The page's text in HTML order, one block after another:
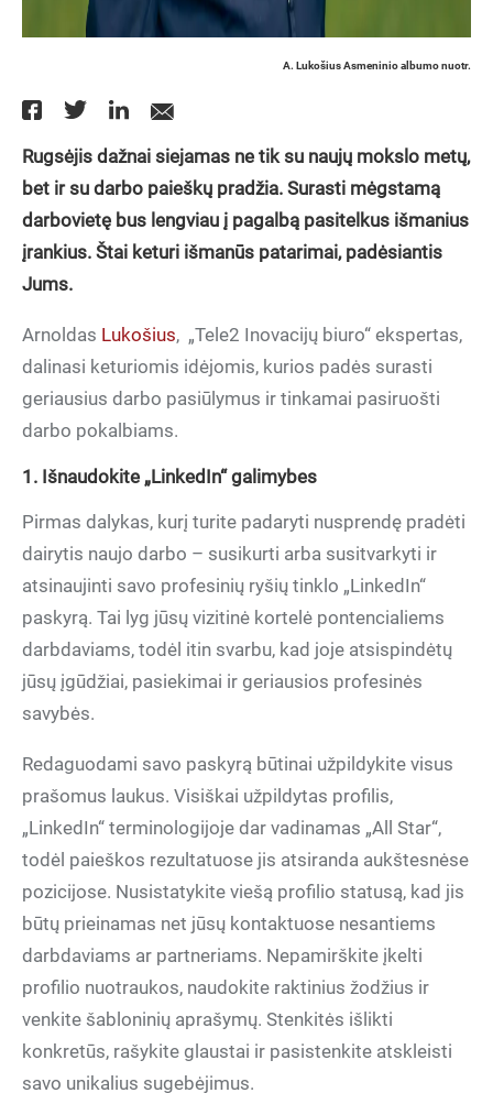
A. Lukošius Asmeninio albumo nuotr.
Rugsėjis dažnai siejamas ne tik su naujų mokslo metų,
bet ir su darbo paieškų pradžia. Surasti mėgstamą
darbovietę bus lengviau į pagalbą pasitelkus išmanius
įrankius. Štai keturi išmanūs patarimai, padėsiantis
Jums.
Arnoldas Lukošius, „Tele2 Inovacijų biuro“ ekspertas,
dalinasi keturiomis idėjomis, kurios padės surasti
geriausius darbo pasiūlymus ir tinkamai pasiruošti
darbo pokalbiams.
1. Išnaudokite „LinkedIn“ galimybes
Pirmas dalykas, kurį turite padaryti nusprendę pradėti
dairytis naujo darbo – susikurti arba susitvarkyti ir
atsinaujinti savo profesinių ryšių tinklo „LinkedIn“
paskyrą. Tai lyg jūsų vizitinė kortelė pontencialiems
darbdaviams, todėl itin svarbu, kad joje atsispindėtų
jūsų įgūdžiai, pasiekimai ir geriausios profesinės
savybės.
Redaguodami savo paskyrą būtinai užpildykite visus
prašomus laukus. Visiškai užpildytas profilis,
„LinkedIn“ terminologijoje dar vadinamas „All Star“,
todėl paieškos rezultatuose jis atsiranda aukštesnėse
pozicijose. Nusistatykite viešą profilio statusą, kad jis
būtų prieinamas net jūsų kontaktuose nesantiems
darbdaviams ar partneriams. Nepamirškite įkelti
profilio nuotraukos, naudokite raktinius žodžius ir
venkite šabloninių aprašymų. Stenkitės išlikti
konkretūs, rašykite glaustai ir pasistenkite atskleisti
savo unikalius sugebėjimus.